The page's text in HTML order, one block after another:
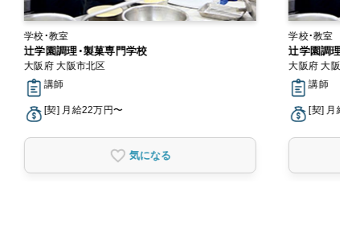
学校・教室
辻学園調理・製菓専門学校
大阪府 大阪市北区
講師
[契] 月給22万円〜
気になる
学校・教室
辻学園調理・
大阪府 大阪市
講師
[契] 月給